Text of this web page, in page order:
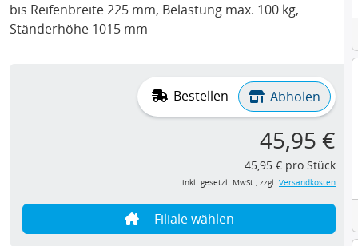
bis Reifenbreite 225 mm, Belastung max. 100 kg,
Ständerhöhe 1015 mm
Bestellen Abholen
45,95 €
45,95 € pro Stück
inkl. gesetzl. MwSt., zzgl. Versandkosten
Filiale wählen